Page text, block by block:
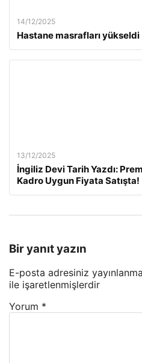
14/12/2025
Hastane masrafları yükseldi
13/12/2025
İngiliz Devi Tarih Yazdı:
Kadro Uygun Fiyata Satışta!
Bir yanıt yazın
E-posta adresiniz
ile işaretlenmişlerdir
Yorum *